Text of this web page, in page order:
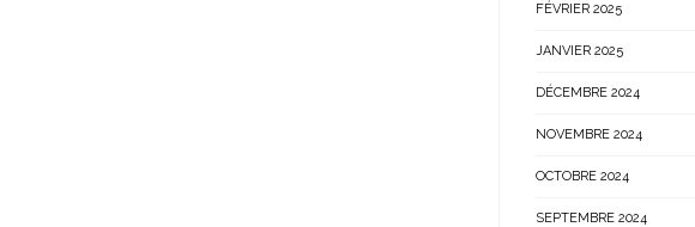
FÉVRIER 2025
JANVIER 2025
DÉCEMBRE 2024
NOVEMBRE 2024
OCTOBRE 2024
SEPTEMBRE 2024